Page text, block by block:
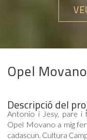
Opel
Descripció del
Antonio i Jesy, pare i
Opel Movano a mig
cadascun. Cultura